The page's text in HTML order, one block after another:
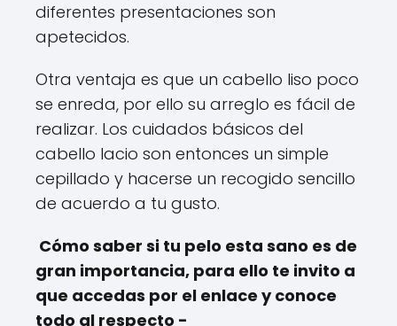
diferentes presentaciones son
apetecidos.
Otra ventaja es que un cabello liso poco
se enreda, por ello su arreglo es fácil de
realizar. Los cuidados básicos del
cabello lacio son entonces un simple
cepillado y hacerse un recogido sencillo
de acuerdo a tu gusto.
Cómo saber si tu pelo esta sano es de
gran importancia, para ello te invito a
que accedas por el enlace y conoce
todo al respecto -